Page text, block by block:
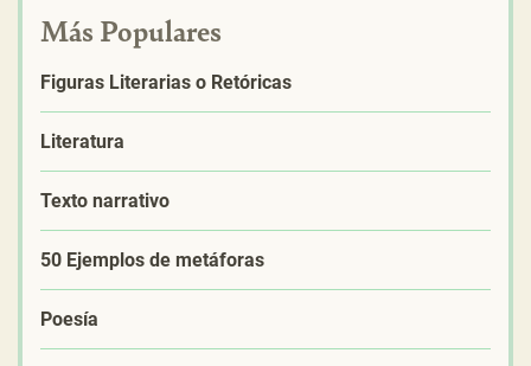
Más Populares
Figuras Literarias o Retóricas
Literatura
Texto narrativo
50 Ejemplos de metáforas
Poesía